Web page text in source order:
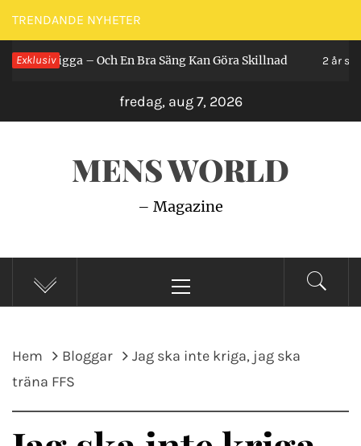
Hoppa
till
innehåll
TRENDANDE NYHETER
Exklusiv
Ligga – Och En Bra Säng Kan Göra Skillnad 2 år sedan
fredag, aug 7, 2026
MENS WORLD
– Magazine
meny
Hem Bloggar
Jag ska inte kriga, jag ska
träna FFS